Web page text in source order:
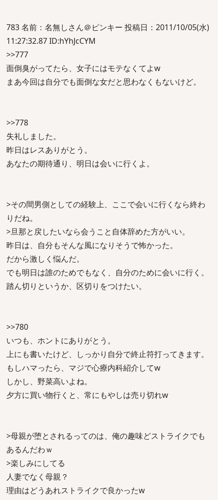
783 名前：名無しさん＠ピンキー 投稿日：2011/10/05(水)
11:27:32.87 ID:hYhJcCYM
>>777
面倒臭がってたら、女子にはモテなくてよw
まあ今回は自分でも面倒な女だと思わなくもないけど。
>>778
失礼しました。
昨日はレスありがとう。
あなたの期待通り、明日は会いに行くよ。
>その間男側としての経験上、ここで会いに行くなら終わ
りだね。
>旦那と戻したいなら会うこと自体辞めた方がいい。
昨日は、自分もそんな風になりそうで怖かった。
だから激しく悩んだ。
でも明日は誰のためでもなく、自分のために会いに行く。
踏ん切りというか、区切りをつけたい。
>>780
いつも、ホントにありがとう。
上にも書いたけど、しっかり自分で終止符打ってきます。
もしハマったら、マジで心療内科紹介してw
しかし、野菜高いよね。
夕方に買い物行くと、常にもやしは売り切れw
>母親が堕とされるってのは、俺の趣味どストライクでも
あるんだわｗ
>楽しみにしてる
人妻でなく母親？
理由はどうあれストライクで良かったw